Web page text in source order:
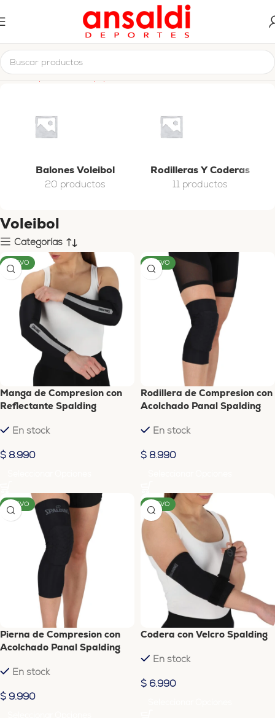
Inicio Deportes en Equipo Voleibol
Balones Voleibol
20 productos
Rodilleras Y Coderas
11 productos
Voleibol
Categorías
NUEVO
Manga de Compresion con
Reflectante Spalding
En stock
$ 8.990
NUEVO
Rodillera de Compresion con
Acolchado Panal Spalding
En stock
$ 8.990
NUEVO
Pierna de Compresion con
Acolchado Panal Spalding
En stock
$ 9.990
NUEVO
Codera con Velcro Spalding
En stock
$ 6.990